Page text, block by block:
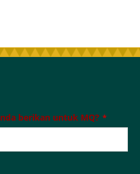
berikan untuk MQ? *